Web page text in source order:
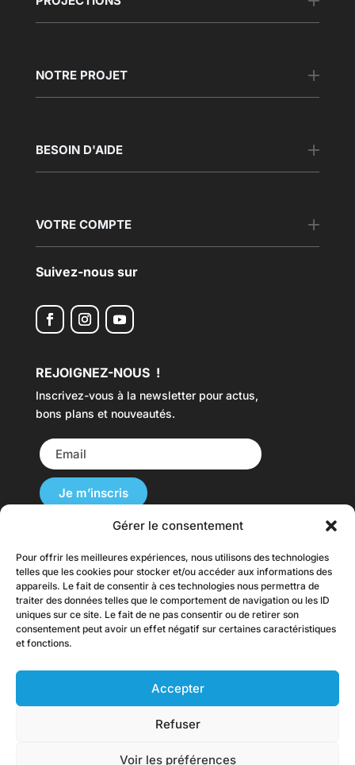
Gérer le consentement
Pour offrir les meilleures expériences, nous utilisons des technologies
telles que les cookies pour stocker et/ou accéder aux informations des
appareils. Le fait de consentir à ces technologies nous permettra de
traiter des données telles que le comportement de navigation ou les ID
uniques sur ce site. Le fait de ne pas consentir ou de retirer son
consentement peut avoir un effet négatif sur certaines caractéristiques
et fonctions.
Accepter
Refuser
Voir les préférences
NOTRE PROJET
BESOIN D'AIDE
VOTRE COMPTE
Suivez-nous sur
REJOIGNEZ-NOUS !
Inscrivez-vous à la newsletter pour actus,
bons plans et nouveautés.
Nos Cartes du Monde sont disponibles dans
plusieurs langues et livrées dans le monde.
originalmap.fr |
originalmap.it|
originalmap.es| originalmap.de|
Conditions Générales de Vente
légales–Politique de confidentialité–Gestion
des cookies
© 2017 – 2026 Original Map® – 20 bis Avenue